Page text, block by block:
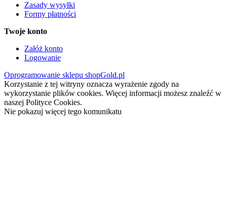
Zasady wysyłki
Formy płatności
Twoje konto
Załóż konto
Logowanie
Oprogramowanie sklepu shopGold.pl
Korzystanie z tej witryny oznacza wyrażenie zgody na
wykorzystanie plików cookies. Więcej informacji możesz znaleźć w
naszej Polityce Cookies.
Nie pokazuj więcej tego komunikatu